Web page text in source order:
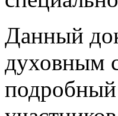
Данный
духовным
подробный